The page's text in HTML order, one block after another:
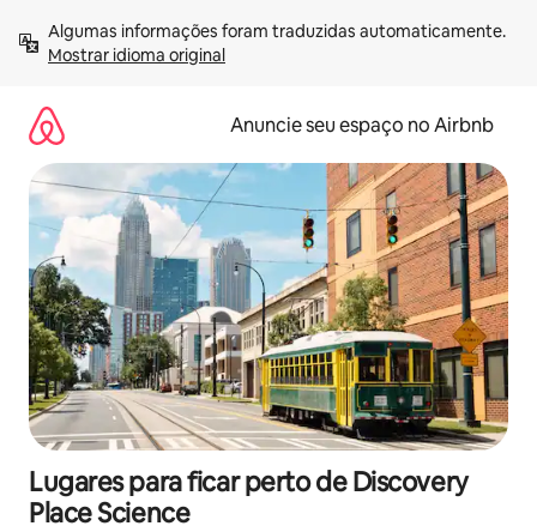
para
Mostrar idioma original
Anuncie seu espaço no Airbnb
Lugares para ficar perto de Discovery
Place Science